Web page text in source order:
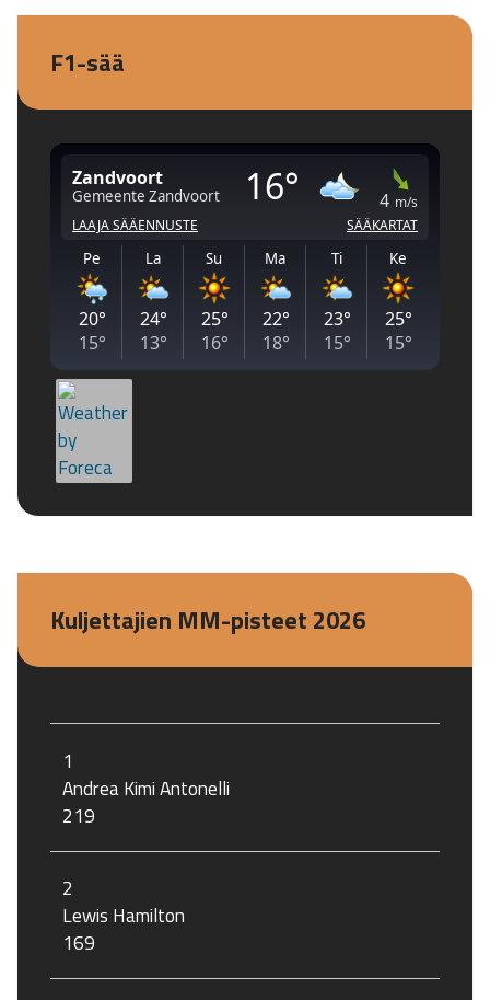
F1-sää
Kuljettajien MM-pisteet 2026
1
Andrea Kimi Antonelli
219
2
Lewis Hamilton
169